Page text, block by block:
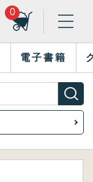
0
電子書籍